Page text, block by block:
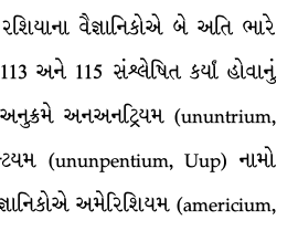
વૈજ્ઞાનિકોએ બે અતિ ભારે
અને 115 સંશ્લેષિત કર્યાં હોવાનું
અનઅનટ્રિયમ (ununtrium,
(ununpentium, Uup) નામો
અમેરિશિયમ (americium,